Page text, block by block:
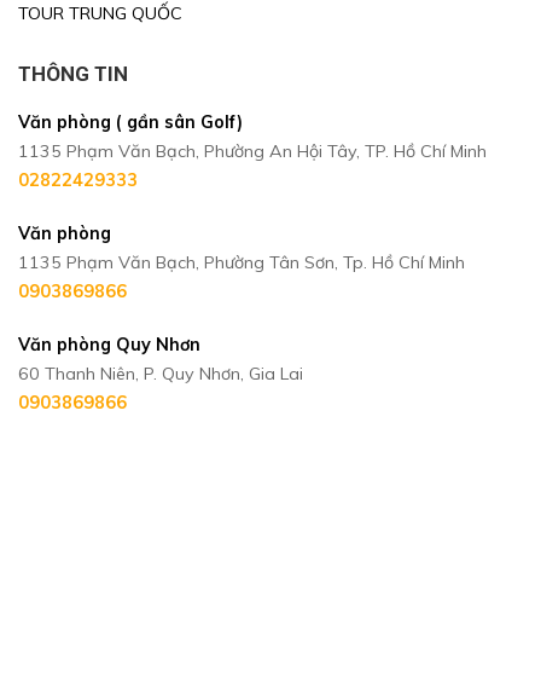
TOUR TRUNG QUỐC
THÔNG TIN
Văn phòng ( gần sân Golf)
1135 Phạm Văn Bạch, Phường An Hội Tây, TP. Hồ Chí Minh
02822429333
Văn phòng
1135 Phạm Văn Bạch, Phường Tân Sơn, Tp. Hồ Chí Minh
0903869866
Văn phòng Quy Nhơn
60 Thanh Niên, P. Quy Nhơn, Gia Lai
0903869866